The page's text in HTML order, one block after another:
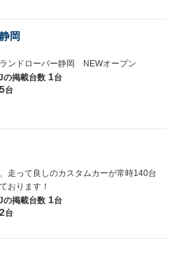
岡
ンドローバー静岡 NEWオープン
の掲載台数 1台
台
走って良しのカスタムカーが常時140台
おります！
の掲載台数 1台
台